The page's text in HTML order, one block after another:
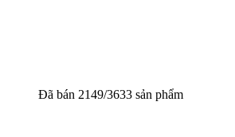
Đã bán 2149/3633 sản phẩm